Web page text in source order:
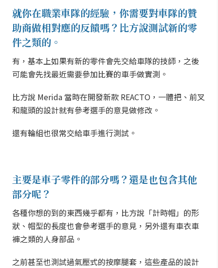
就你在職業車隊的經驗，你需要對車隊的贊
助商做相對應的反饋嗎？比方說測試新的零
件之類的。
有，基本上如果有新的零件會先交給車隊的技師，之後
可能會先找最近需要參加比賽的車手做實測。
比方說 Merida 當時在開發新款 REACTO，一體把、前叉
和龍頭的設計就有參考選手的意見做修改。
還有輪組也很常交給車手進行測試。
主要是車子零件的部分嗎？還是也包含其他
部分呢？
各種你想的到的東西幾乎都有，比方說「計時帽」的形
狀、帽型的長度也會參考選手的意見，另外還有車衣車
褲之類的人身部品。
之前甚至也測試過氣壓式的按摩腿套，這些產品的設計